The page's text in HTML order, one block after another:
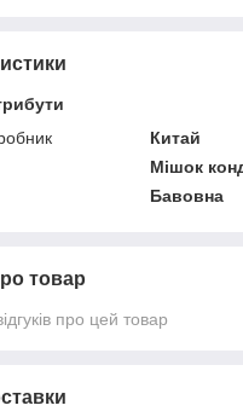
Китай
Мішок
Бавовна
товар
про цей товар